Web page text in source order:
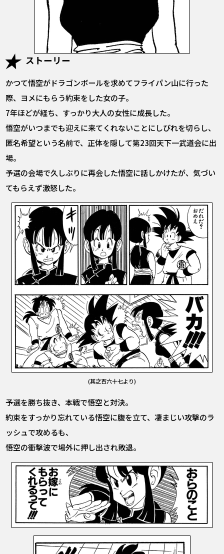
ストーリー
かつて悟空がドラゴンボールを求めてフライパン山に行った
際、ヨメにもらう約束をした女の子。
7年ほどが経ち、すっかり大人の女性に成長した。
悟空がいつまでも迎えに来てくれないことにしびれを切らし、
匿名希望という名前で、正体を隠して第23回天下一武道会に出
場。
予選の会場で久しぶりに再会した悟空に話しかけたが、気づい
てもらえず激怒した。
(其之百六十七より)
予選を勝ち抜き、本戦で悟空と対決。
約束をすっかり忘れている悟空に腹を立て、凄まじい攻撃のラ
ッシュで攻めるも、
悟空の衝撃波で場外に押し出され敗退。